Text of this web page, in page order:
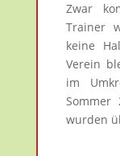
Zwar
Trainer
keine
Verein
im
Sommer
wurden